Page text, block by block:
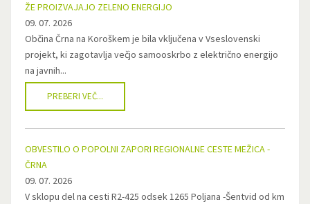
ŽE PROIZVAJAJO ZELENO ENERGIJO
09. 07. 2026
Občina Črna na Koroškem je bila vključena v Vseslovenski
projekt, ki zagotavlja večjo samooskrbo z električno energijo
na javnih...
PREBERI VEČ...
OBVESTILO O POPOLNI ZAPORI REGIONALNE CESTE MEŽICA -
ČRNA
09. 07. 2026
V sklopu del na cesti R2-425 odsek 1265 Poljana -Šentvid od km